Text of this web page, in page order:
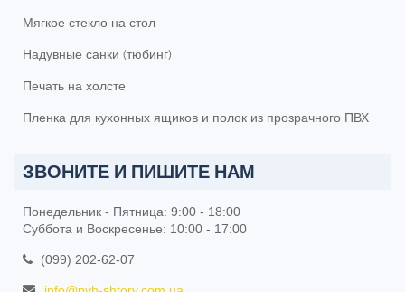
Мягкое стекло на стол
Надувные санки (тюбинг)
Печать на холсте
Пленка для кухонных ящиков и полок из прозрачного ПВХ
ЗВОНИТЕ И ПИШИТЕ НАМ
Понедельник - Пятница: 9:00 - 18:00
Суббота и Воскресенье: 10:00 - 17:00
(099) 202-62-07